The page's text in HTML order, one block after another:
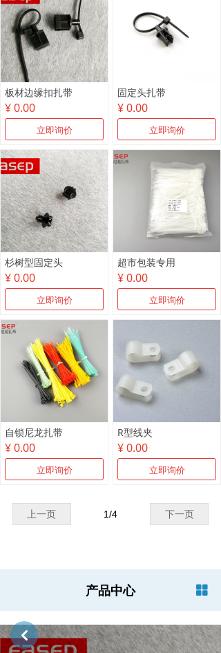
板材边缘扣扎带
¥ 0.00
立即询价
固定头扎带
¥ 0.00
立即询价
杉树型固定头
¥ 0.00
立即询价
超市包装专用
¥ 0.00
立即询价
自锁尼龙扎带
¥ 0.00
立即询价
R型线夹
¥ 0.00
立即询价
上一页 下一页
1/4
产品中心 넒
낒